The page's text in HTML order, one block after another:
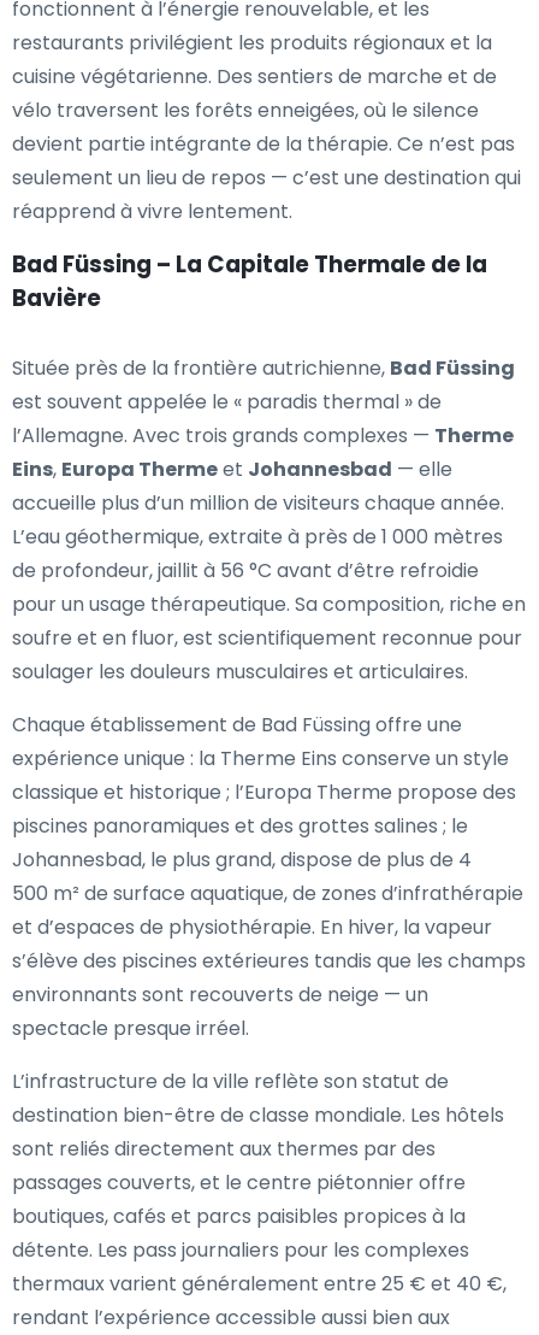
fonctionnent à l’énergie renouvelable, et les
restaurants privilégient les produits régionaux et la
cuisine végétarienne. Des sentiers de marche et de
vélo traversent les forêts enneigées, où le silence
devient partie intégrante de la thérapie. Ce n’est pas
seulement un lieu de repos — c’est une destination qui
réapprend à vivre lentement.
Bad Füssing – La Capitale Thermale de la
Bavière
Située près de la frontière autrichienne, Bad Füssing
est souvent appelée le « paradis thermal » de
l’Allemagne. Avec trois grands complexes — Therme
Eins, Europa Thermeet Johannesbad — elle
accueille plus d’un million de visiteurs chaque année.
L’eau géothermique, extraite à près de 1 000 mètres
de profondeur, jaillit à 56 °C avant d’être refroidie
pour un usage thérapeutique. Sa composition, riche en
soufre et en fluor, est scientifiquement reconnue pour
soulager les douleurs musculaires et articulaires.
Chaque établissement de Bad Füssing offre une
expérience unique : la Therme Eins conserve un style
classique et historique ; l’Europa Therme propose des
piscines panoramiques et des grottes salines ; le
Johannesbad, le plus grand, dispose de plus de 4
500 m² de surface aquatique, de zones d’infrathérapie
et d’espaces de physiothérapie. En hiver, la vapeur
s’élève des piscines extérieures tandis que les champs
environnants sont recouverts de neige — un
spectacle presque irréel.
L’infrastructure de la ville reflète son statut de
destination bien-être de classe mondiale. Les hôtels
sont reliés directement aux thermes par des
passages couverts, et le centre piétonnier offre
boutiques, cafés et parcs paisibles propices à la
détente. Les pass journaliers pour les complexes
thermaux varient généralement entre 25 € et 40 €,
rendant l’expérience accessible aussi bien aux